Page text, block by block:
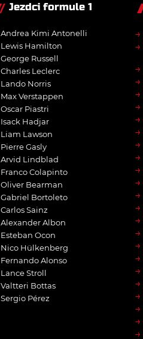
Jezdci formule 1
Andrea Kimi Antonelli
Lewis Hamilton
George Russell
Charles Leclerc
Lando Norris
Max Verstappen
Oscar Piastri
Isack Hadjar
Liam Lawson
Pierre Gasly
Arvid Lindblad
Franco Colapinto
Oliver Bearman
Gabriel Bortoleto
Carlos Sainz
Alexander Albon
Esteban Ocon
Nico Hülkenberg
Fernando Alonso
Lance Stroll
Valtteri Bottas
Sergio Pérez
→
→
→
→
→
→
→
→
→
→
→
→
→
→
→
→
→
→
→
→
→
→
→
→